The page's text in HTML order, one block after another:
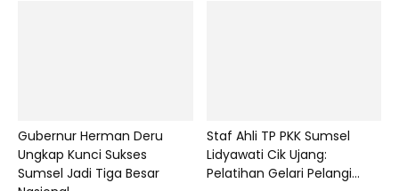
Gubernur Herman Deru
Ungkap Kunci Sukses
Sumsel Jadi Tiga Besar
Staf Ahli TP PKK Sumsel
Lidyawati Cik Ujang:
Pelatihan Gelari Pelangi...